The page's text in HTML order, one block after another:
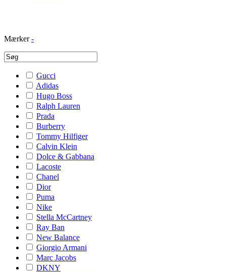
Mærker -
Gucci
Adidas
Hugo Boss
Ralph Lauren
Prada
Burberry
Tommy Hilfiger
Calvin Klein
Dolce & Gabbana
Lacoste
Chanel
Dior
Puma
Nike
Stella McCartney
Ray Ban
New Balance
Giorgio Armani
Marc Jacobs
DKNY